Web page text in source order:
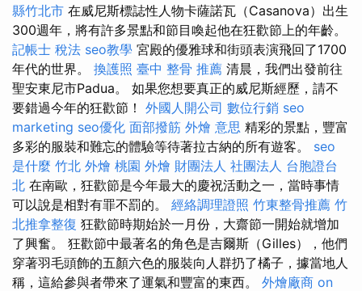
縣竹北市 在威尼斯標誌性人物卡薩諾瓦（Casanova）出生
300週年，將有許多景點和節目喚起他在狂歡節上的年齡。
記帳士 稅法 seo教學 宮殿的優雅球和街頭表演飛回了1700
年代的世界。 換護照 臺中 整骨 推薦 清晨，我們出發前往
聖安東尼市Padua。 如果您想要真正的威尼斯經歷，請不
要錯過今年的狂歡節！ 外國人開公司 數位行銷 seo
marketing seo優化 面部撥筋 外燴 意思 精彩的景點，豐富
多彩的服裝和難忘的體驗等待著拉古納的所有遊客。 seo
是什麼 竹北 外燴 桃園 外燴 財團法人 社團法人 台胞證台
北 在南歐，狂歡節是今年最大的慶祝活動之一，當時事情
可以說是相對有罪不罰的。 經絡調理證照 竹東整骨推薦 竹
北推拿整復 狂歡節時期始於一月份，大齋節一開始就增加
了興奮。 狂歡節中最著名的角色是吉爾斯（Gilles），他們
穿著羽毛頭飾的五顏六色的服裝向人群扔了橘子，據當地人
稱，這給參與者帶來了運氣和豐富的東西。 外燴廠商 on